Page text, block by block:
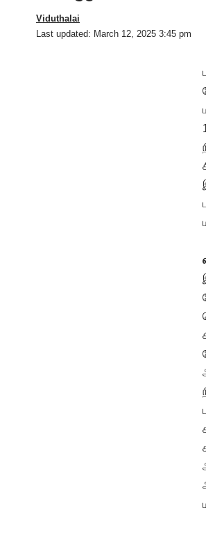
Last updated: March 12, 2025 3:45 pm
Viduthalai